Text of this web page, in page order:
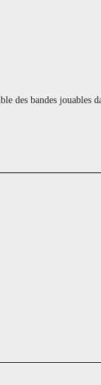
des bandes jouables